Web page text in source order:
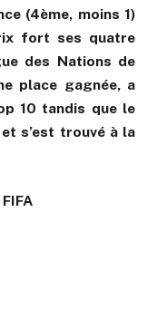
(4ème, moins 1)
fort ses quatre
des Nations de
place gagnée, a
10 tandis que le
s’est trouvé à la